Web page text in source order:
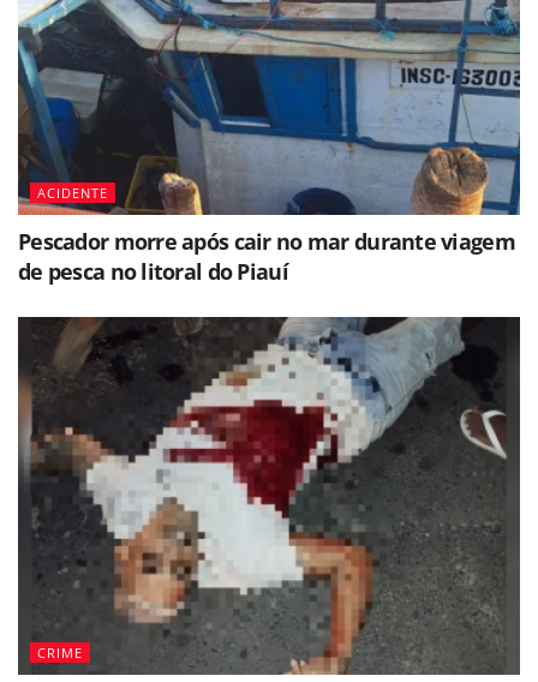
ACIDENTE
Pescador morre após cair no mar durante viagem
de pesca no litoral do Piauí
CRIME